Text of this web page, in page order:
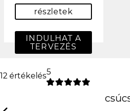
részletek
INDULHAT A
TERVEZÉS
12 értékelés5